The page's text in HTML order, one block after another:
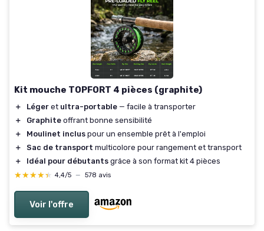
Kit mouche TOPFORT 4 pièces (graphite)
＋ Léger et ultra-portable — facile à transporter
＋
Graphite offrant bonne sensibilité
＋
Moulinet inclus pour un ensemble prêt à l'emploi
＋
Sac de transport multicolore pour rangement et transport
＋
Idéal pour débutants grâce à son format kit 4 pièces
★★★★★
★★★★★ 4,4/5 — 578 avis
Voir l'offre